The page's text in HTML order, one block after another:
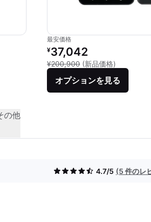
最安価格
リファービッシュ品の価格：
¥37,042
¥200,900 (新品価格)
オプションを見る
の他
4.7/5 (5 件のレ